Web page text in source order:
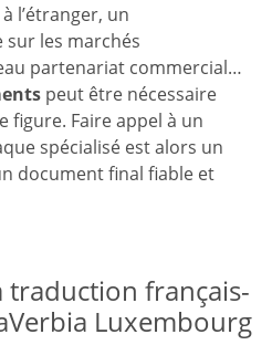
l’étranger, un
sur les marchés
partenariat commercial…
peut être nécessaire
figure. Faire appel à un
spécialisé est alors un
document final fiable et
traduction français-
Luxembourg